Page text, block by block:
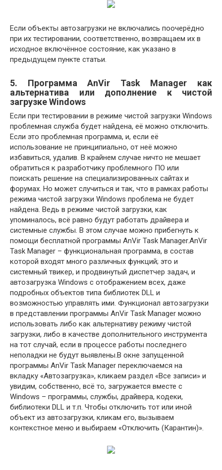
Если объекты автозагрузки не включались поочерёдно
при их тестировании, соответственно, возвращаем их в
исходное включённое состояние, как указано в
предыдущем пункте статьи.
5. Программа AnVir Task Manager как
альтернатива или дополнение к чистой
загрузке Windows
Если при тестировании в режиме чистой загрузки Windows
проблемная служба будет найдена, её можно отключить.
Если это проблемная программа, и, если её
использование не принципиально, от неё можно
избавиться, удалив. В крайнем случае ничто не мешает
обратиться к разработчику проблемного ПО или
поискать решение на специализированных сайтах и
форумах. Но может случиться и так, что в рамках работы
режима чистой загрузки Windows проблема не будет
найдена. Ведь в режиме чистой загрузки, как
упоминалось, всё равно будут работать драйвера и
системные службы. В этом случае можно прибегнуть к
помощи бесплатной программы AnVir Task Manager.AnVir
Task Manager – функциональная программа, в состав
которой входят много различных функций; это и
системный твикер, и продвинутый диспетчер задач, и
автозагрузка Windows с отображением всех, даже
подробных объектов типа библиотек DLL и
возможностью управлять ими. Функционал автозагрузки
в представлении программы AnVir Task Manager можно
использовать либо как альтернативу режиму чистой
загрузки, либо в качестве дополнительного инструмента
на тот случай, если в процессе работы последнего
неполадки не будут выявлены.В окне запущенной
программы AnVir Task Manager переключаемся на
вкладку «Автозагрузка», кликаем раздел «Все записи» и
увидим, собственно, всё то, загружается вместе с
Windows – программы, службы, драйвера, кодеки,
библиотеки DLL и т.п. Чтобы отключить тот или иной
объект из автозагрузки, кликам его, вызываем
контекстное меню и выбираем «Отключить (Карантин)».